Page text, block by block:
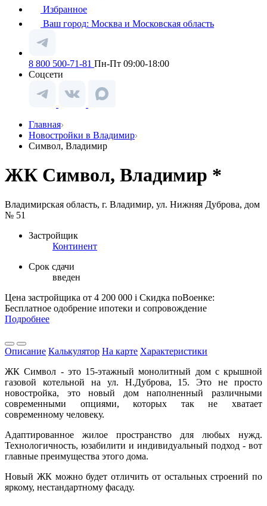
Избранное
Ваш город: Москва и Московская область
8 800 500-71-81 Пн-Пт 09:00-18:00
Соцсети
Главная
Новостройки в Владимир
Символ, Владимир
ЖК Символ, Владимир *
Владимирская область, г. Владимир, ул. Нижняя Дуброва, дом
№ 51
Застройщик
Континент
Срок сдачи
введен
Цена застройщика от 4 200 000 i Скидка поВоенке:
Бесплатное одобрение ипотеки и сопровождение
Подробнее
Описание Калькулятор На карте Характеристики
ЖК Символ - это 15-этажный монолитный дом с крышной
газовой котельной на ул. Н.Дуброва, 15. Это не просто
новостройка, это новый дом наполненный различными
современными опциями, которых так не хватает
современному человеку.
Адаптированное жилое пространство для любых нужд.
Технологичность, юзабилити и индивидуальный подход - вот
главные преимущества этого дома.
Новый ЖК можно будет отличить от остальных строений по
яркому, нестандартному фасаду.